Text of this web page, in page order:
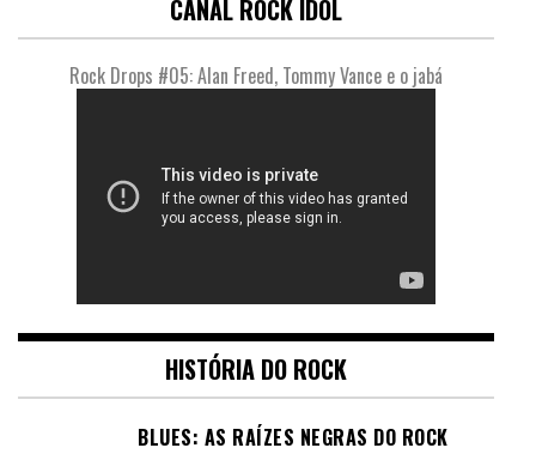
CANAL ROCK IDOL
Rock Drops #05: Alan Freed, Tommy Vance e o jabá
HISTÓRIA DO ROCK
BLUES: AS RAÍZES NEGRAS DO ROCK